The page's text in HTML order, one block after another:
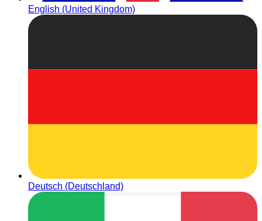
English (United Kingdom)
Deutsch (Deutschland)